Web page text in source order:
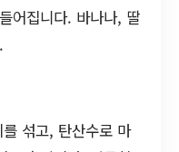
어집니다. 바나나, 딸
섞고, 탄산수로 마